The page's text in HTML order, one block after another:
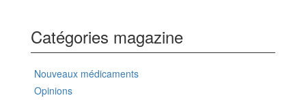
Catégories magazine
Nouveaux médicaments
Opinions